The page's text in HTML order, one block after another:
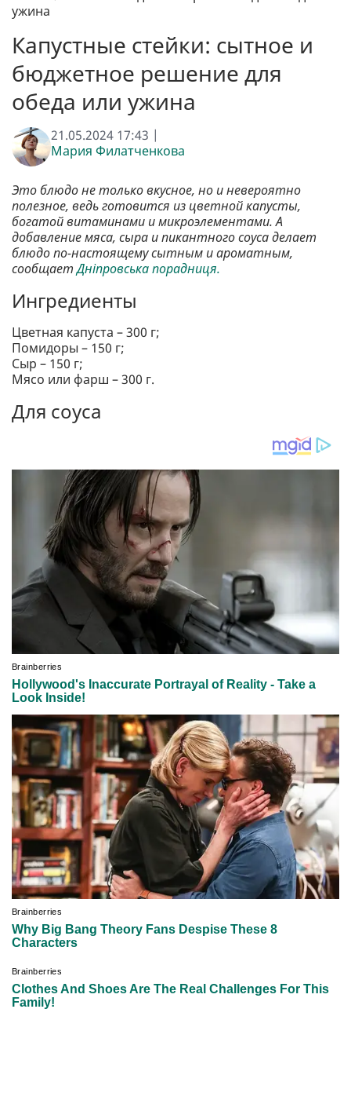
ужина
Капустные стейки: сытное и
бюджетное решение для
обеда или ужина
21.05.2024 17:43 |
Мария Филатченкова
Это блюдо не только вкусное, но и невероятно
полезное, ведь готовится из цветной капусты,
богатой витаминами и микроэлементами. А
добавление мяса, сыра и пикантного соуса делает
блюдо по-настоящему сытным и ароматным,
сообщаетДніпровська порадниця.
Ингредиенты
Цветная капуста – 300 г;
Помидоры – 150 г;
Сыр – 150 г;
Мясо или фарш – 300 г.
Для соуса